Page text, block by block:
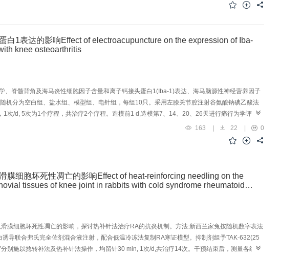
，其余各组大鼠神经功能评分降低(P<0.01)。与假手术组比较，模型组大鼠神经功能评分显著
组织Ⅲ型PI3K、Beclin-1、LC3B-Ⅱ/Ⅰ、Lamp2表达升高(P<0.01,P<0.05),P62表达降低
(P<0.05),Ⅲ型PI3K、Beclin-1表达降低(P<0.01),P62表达水平升高(P<0.05),神经细胞中重度
、脑梗死面积百分比显著降低(P<0.05,P<0.01),缺血侧海马组织Ⅲ型PI3K、Beclin-1、LC3B-Ⅱ/
。结论:针刺可改善脑缺血再灌注损伤大鼠神经功能缺损症状，减少脑梗死面积，其机制可能
，下调P62表达有关。
1表达的影响Effect of electroacupuncture on the expression of Iba-
knee osteoarthritis
脊髓背角及海马炎性细胞因子含量和离子钙接头蛋白1(Iba-1)表达、海马脑源性神经营养因子
分为空白组、盐水组、模型组、电针组，每组10只。采用左膝关节腔注射谷氨酸钠碘乙酸法
次/d, 5次为1个疗程，共治疗2个疗程。造模前1 d,造模第7、14、20、26天进行痛行为学评价。
马CA1区白细胞介素(IL)-1β、肿瘤坏死因子(TNF)-α含量，免疫荧光染色法检测左侧脊髓背角
果:与空白组比较，模型组大鼠造模后各时点机械痛缩足阈值(MWT)和后肢负重能力显著下降
界限不清楚，存在核固缩现象；脊髓背角和海马CA1区IL-1β、TNF-α含量显著升高
α含量显著降低(P<0.01),Iba-1表达显著下调(P<0.01);海马CA1区BDNF的蛋白表达显著上调
针抑制脊髓背角及海马小胶质细胞介导的炎性反应，上调海马BDNF的表达有关。
163 22
0
细胞坏死性凋亡的影响Effect of heat-reinforcing needling on the
tissues of knee joint in rabbits with cold syndrome rheumatoid
膜细胞坏死性凋亡的影响，探讨热补针法治疗RA的抗炎机制。方法:新西兰家兔按随机数字表法
导联合弗氏完全佐剂混合液注射，配合低温冷冻法复制RA寒证模型。抑制剂组予TAK-632(25
别施以捻转补法及热补针法操作，均留针30 min, 1次/d,共治疗14次。干预结束后，测量各组家